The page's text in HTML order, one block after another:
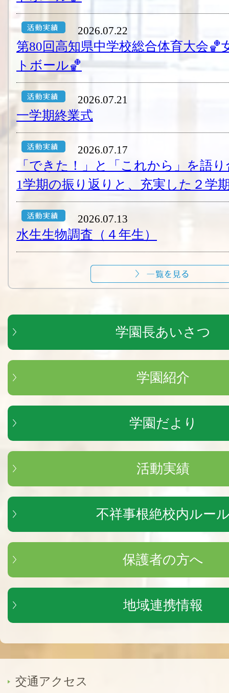
2026.07.22
第80回高知県中学校総合体育大会🏀
トボール🏀
2026.07.21
一学期終業式
2026.07.17
「できた！」と「これから」を語
1学期の振り返りと、充実した２学
2026.07.13
水生生物調査（４年生）
学園長あいさつ
学園紹介
学園だより
活動実績
不祥事根絶校内ルー
保護者の方へ
地域連携情報
交通アクセス